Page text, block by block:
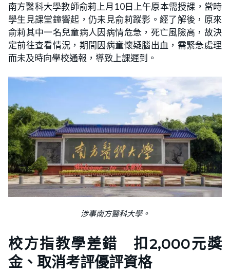
南方醫科大學教師俞莉上月10日上午原本需授課，當時
學生見課堂鐘響起，仍未見俞莉蹤影。經了解後，原來
俞莉其中一名兒童病人因病情危急，死亡風險高，故決
定前往查看情況，期間因病童懷疑腦出血，需緊急處理
而未及時向學校通報，導致上課遲到。
涉事南方醫科大學。
校方指教學差錯 扣2,000元獎
金、取消考評優評資格